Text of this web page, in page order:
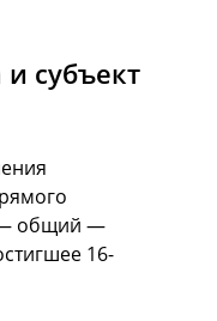
субъект
— общий —
16-